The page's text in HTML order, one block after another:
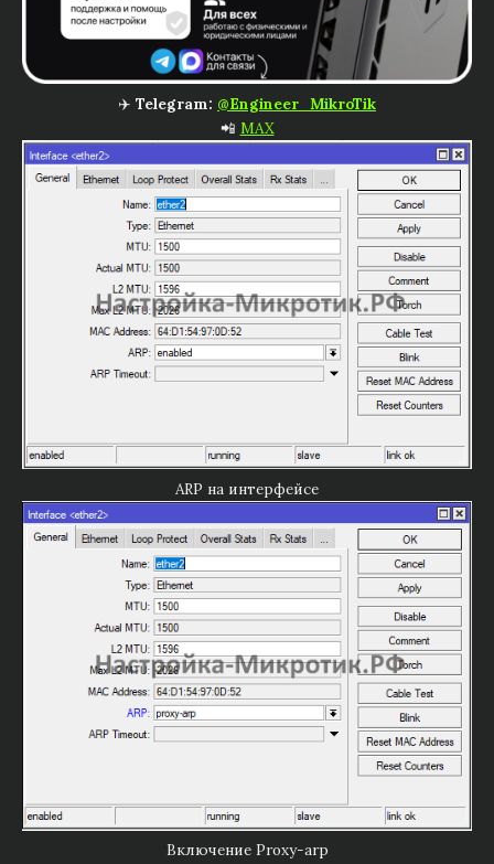
✈️ Telegram: @Engineer_MikroTik
📲 MAX
ARP на интерфейсе
Включение Proxy-arp